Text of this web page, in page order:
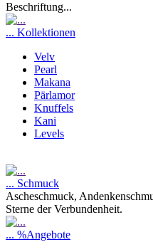
Beschriftung...
... Kollektionen
Velv
Pearl
Makana
Pärlamor
Knuffels
Kani
Levels
... Schmuck
Ascheschmuck,
Sterne der Verbundenheit.
... %Angebote